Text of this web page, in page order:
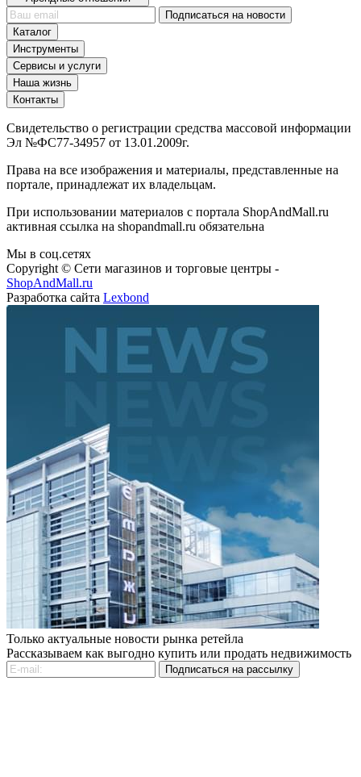
Подписаться на новости
Каталог
Инструменты
Сервисы и услуги
Наша жизнь
Контакты
Свидетельство о регистрации средства массовой информации
Эл №ФС77-34957 от 13.01.2009г.
Права на все изображения и материалы, представленные на
портале, принадлежат их владельцам.
При использовании материалов с портала ShopAndMall.ru
активная ссылка на shopandmall.ru обязательна
Мы в соц.сетях
Copyright © Сети магазинов и торговые центры -
ShopAndMall.ru
Разработка сайта Lexbond
Только актуальные новости рынка ретейла
Рассказываем как выгодно купить или продать недвижимость